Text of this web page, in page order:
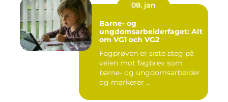
08. jan
Barne- og
ungdomsarbeiderfaget: Alt
om VG1 och VG2
Fagprøven er siste steg på
veien mot fagbrev som
barne- og ungdomsarbeider
og markerer ...